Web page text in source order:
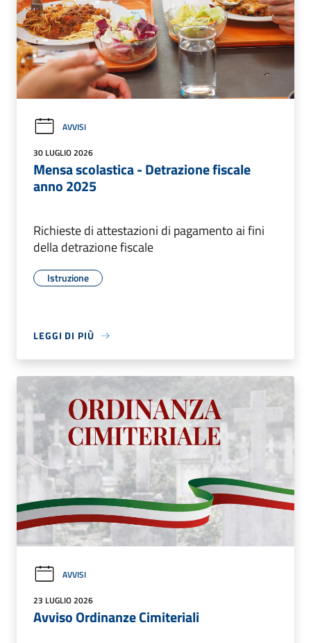
AVVISI
30 LUGLIO 2026
Mensa scolastica - Detrazione fiscale
anno 2025
Richieste di attestazioni di pagamento ai fini
della detrazione fiscale
Istruzione
LEGGI DI PIÙ
AVVISI
23 LUGLIO 2026
Avviso Ordinanze Cimiteriali